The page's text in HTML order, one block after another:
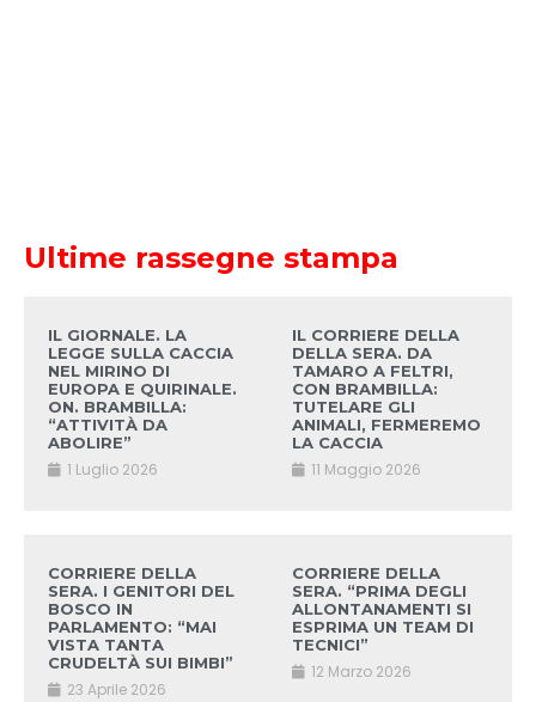
Ultime rassegne stampa
IL GIORNALE. LA
LEGGE SULLA CACCIA
NEL MIRINO DI
EUROPA E QUIRINALE.
ON. BRAMBILLA:
“ATTIVITÀ DA
ABOLIRE”
1 Luglio 2026
IL CORRIERE DELLA
DELLA SERA. DA
TAMARO A FELTRI,
CON BRAMBILLA:
TUTELARE GLI
ANIMALI, FERMEREMO
LA CACCIA
11 Maggio 2026
CORRIERE DELLA
SERA. I GENITORI DEL
BOSCO IN
PARLAMENTO: “MAI
VISTA TANTA
CRUDELTÀ SUI BIMBI”
23 Aprile 2026
CORRIERE DELLA
SERA. “PRIMA DEGLI
ALLONTANAMENTI SI
ESPRIMA UN TEAM DI
TECNICI”
12 Marzo 2026